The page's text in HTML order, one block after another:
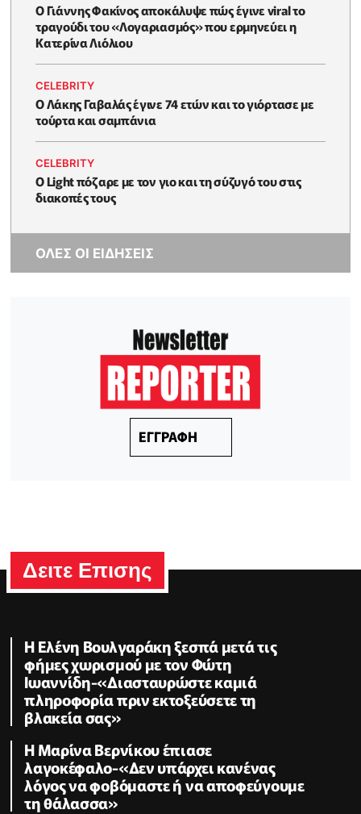
Ο Γιάννης Φακίνος αποκάλυψε πώς έγινε viral το
τραγούδι του «Λογαριασμός» που ερμηνεύει η
Κατερίνα Λιόλιου
CELEBRITY
Ο Λάκης Γαβαλάς έγινε 74 ετών και το γιόρτασε με
τούρτα και σαμπάνια
CELEBRITY
Ο Light πόζαρε με τον γιο και τη σύζυγό του στις
διακοπές τους
ΟΛΕΣ ΟΙ ΕΙΔΗΣΕΙΣ
ΕΓΓΡΑΦΗ
Δειτε Επισης
Η Ελένη Βουλγαράκη ξεσπά μετά τις
φήμες χωρισμού με τον Φώτη
Ιωαννίδη-«Διασταυρώστε καμιά
πληροφορία πριν εκτοξεύσετε τη
βλακεία σας»
Η Μαρίνα Βερνίκου έπιασε
λαγοκέφαλο-«Δεν υπάρχει κανένας
λόγος να φοβόμαστε ή να αποφεύγουμε
τη θάλασσα»